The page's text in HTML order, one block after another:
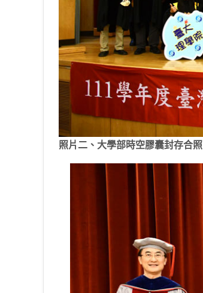
照片二、大學部時空膠囊封存合照